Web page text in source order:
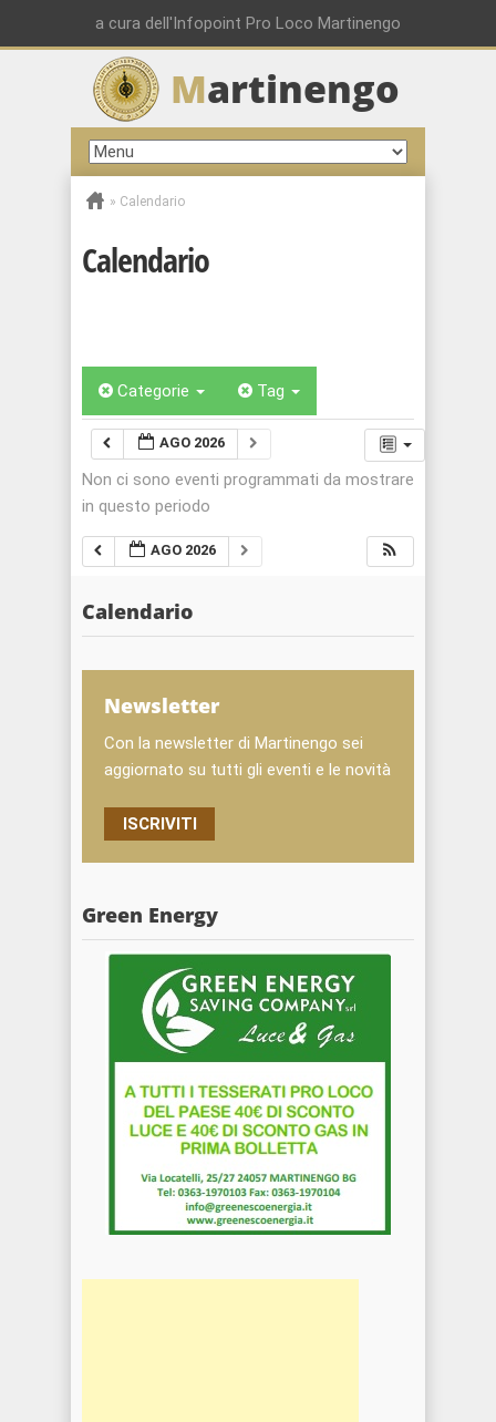
a cura dell'Infopoint Pro Loco Martinengo
Martinengo
» Calendario
Calendario
Categorie Tag
AGO 2026
Non ci sono eventi programmati da mostrare
in questo periodo
AGO 2026
Calendario
Newsletter
Con la newsletter di Martinengo sei
aggiornato su tutti gli eventi e le novità
ISCRIVITI
Green Energy